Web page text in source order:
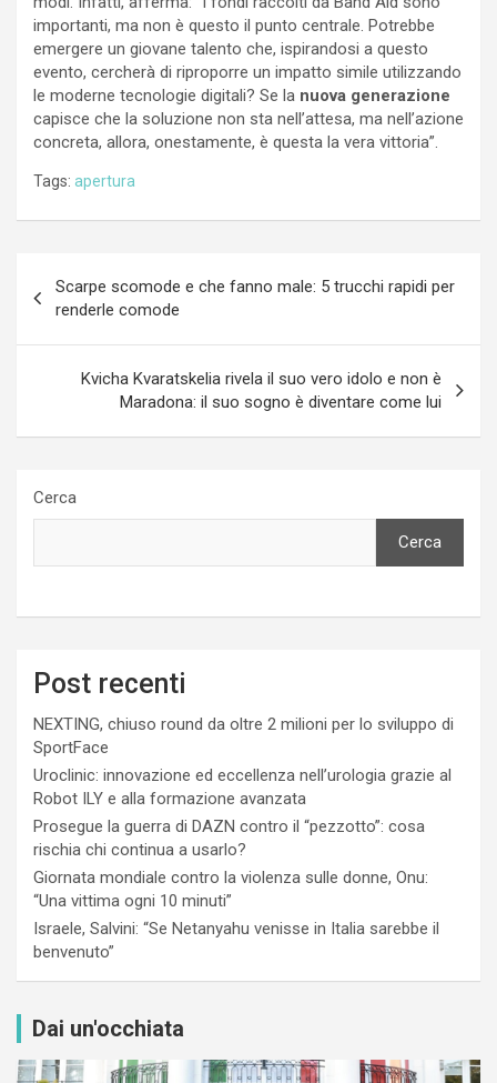
importanti, ma non è questo il punto centrale. Potrebbe
emergere un giovane talento che, ispirandosi a questo
evento, cercherà di riproporre un impatto simile utilizzando
le moderne tecnologie digitali? Se la nuova generazione
capisce che la soluzione non sta nell’attesa, ma nell’azione
concreta, allora, onestamente, è questa la vera vittoria”.
Tags: apertura
articoli
Scarpe scomode e che fanno male: 5 trucchi rapidi per
renderle comode
Kvicha Kvaratskelia rivela il suo vero idolo e non è
Maradona: il suo sogno è diventare come lui
Cerca
Cerca
Post recenti
NEXTING, chiuso round da oltre 2 milioni per lo sviluppo di
SportFace
Uroclinic: innovazione ed eccellenza nell’urologia grazie al
Robot ILY e alla formazione avanzata
Prosegue la guerra di DAZN contro il “pezzotto”: cosa
rischia chi continua a usarlo?
Giornata mondiale contro la violenza sulle donne, Onu:
“Una vittima ogni 10 minuti”
Israele, Salvini: “Se Netanyahu venisse in Italia sarebbe il
benvenuto”
Dai un'occhiata